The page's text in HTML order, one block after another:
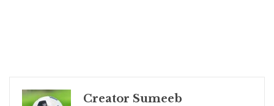
Creator Sumeeb